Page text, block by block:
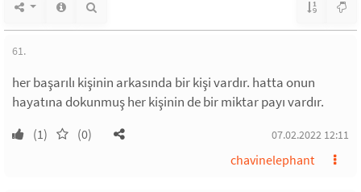
61.
her başarılı kişinin arkasında bir kişi vardır. hatta onun
hayatına dokunmuş her kişinin de bir miktar payı vardır.
(1) (0) 07.02.2022 12:11
chavinelephant